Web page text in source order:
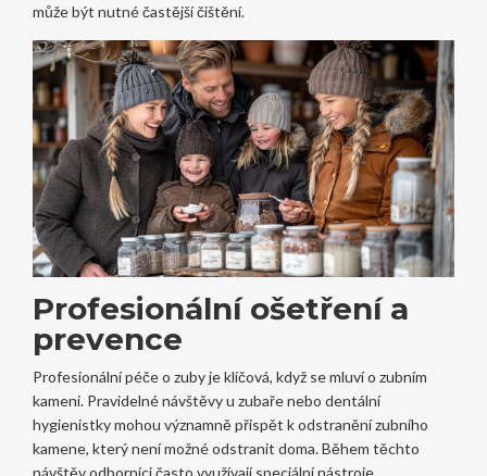
může být nutné častější čištění.
Profesionální ošetření a
prevence
Profesionální péče o zuby je klíčová, když se mluví o zubním
kameni. Pravidelné návštěvy u zubaře nebo dentální
hygienistky mohou významně přispět k odstranění zubního
kamene, který není možné odstranit doma. Během těchto